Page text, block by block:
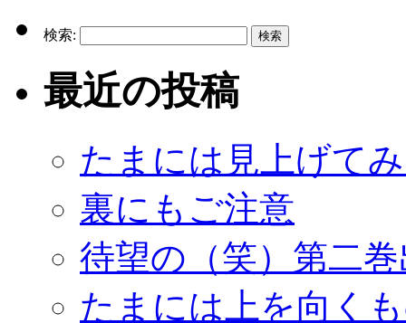
検索:
最近の投稿
たまには見上げて
裏にもご注意
待望の（笑）第二
たまには上を向く